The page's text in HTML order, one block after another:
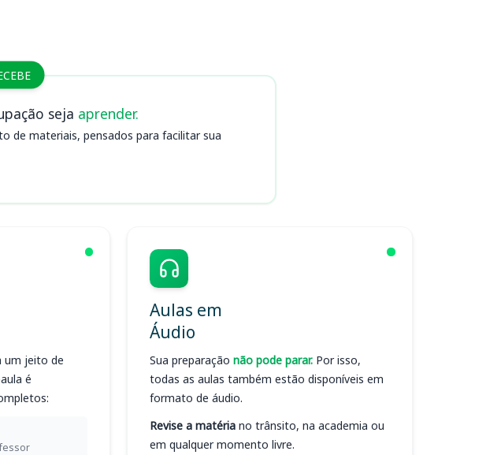
seja aprender.
de materiais, pensados para facilitar sua
um jeito de
é
Aulas em
Áudio
Sua preparação não pode parar. Por isso,
todas as aulas também estão disponíveis em
formato de áudio.
Revise a matéria no trânsito, na academia ou
em qualquer momento livre.